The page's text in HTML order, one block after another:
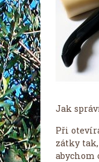
Jak
Při
zátky
abychom